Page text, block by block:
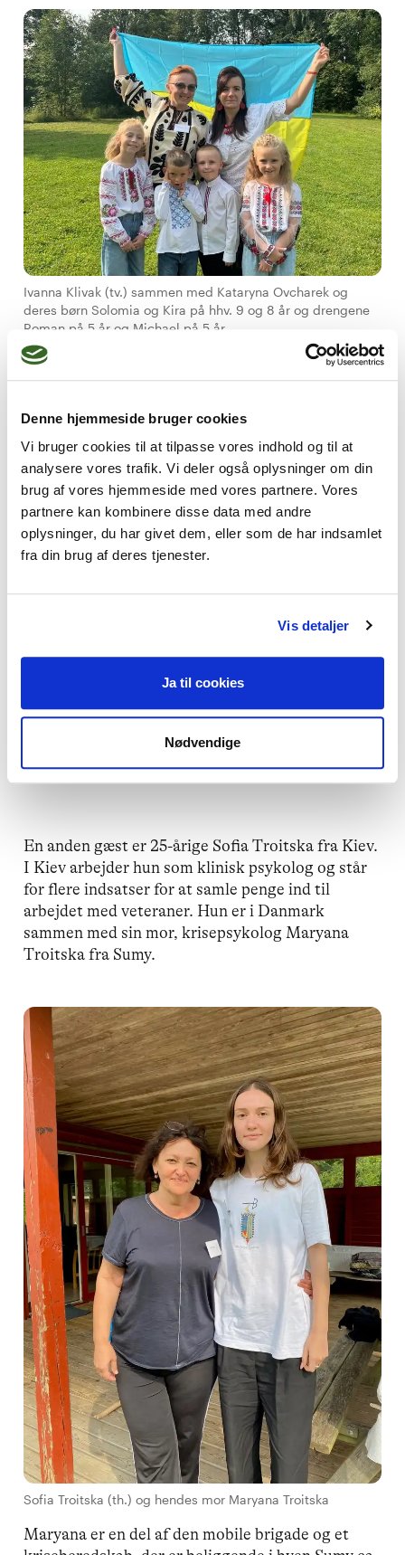
Denne hjemmeside bruger cookies
Vi bruger cookies til at tilpasse vores indhold og til at
analysere vores trafik. Vi deler også oplysninger om din
brug af vores hjemmeside med vores partnere. Vores
partnere kan kombinere disse data med andre
oplysninger, du har givet dem, eller som de har indsamlet
fra din brug af deres tjenester.
Vis detaljer
Ja til cookies
Nødvendige
Ivanna Klivak (tv.) sammen med Kataryna Ovcharek og
deres børn Solomia og Kira på hhv. 9 og 8 år og drengene
Roman på 5 år og Michael på 5 år.
Der er færre restriktioner for børnene her, så
det er meget afslappende, at de kan løbe
rundt og lege. Børnene er mere frie her. De
spørger, om de skal i beskyttelsesrum, men
nu har de forstået, at det skal de ikke, så nu
bliver de ikke forskrækkede over høje lyde
- fortæller Ivanna Klivak og fortsætter:
Jeg er glad for at have børnene med.
mine børn kan få en bedre forståelse af, hvad
jeg laver på mit arbejde
En anden gæst er 25-årige Sofia Troitska fra Kiev.
I Kiev arbejder hun som klinisk psykolog og står
for flere indsatser for at samle penge ind til
arbejdet med veteraner. Hun er i Danmark
sammen med sin mor, krisepsykolog Maryana
Troitska fra Sumy.
Sofia Troitska (th.) og hendes mor Maryana Troitska
Maryana er en del af den mobile brigade og et